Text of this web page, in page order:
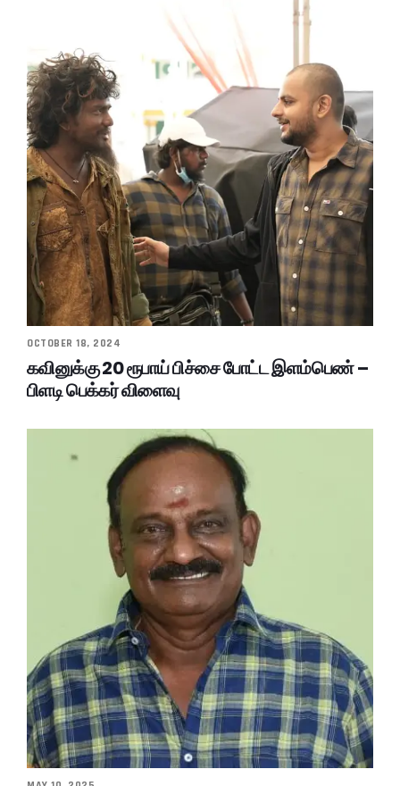
OCTOBER 18, 2024
கவினுக்கு 20 ரூபாய் பிச்சை போட்ட இளம்பெண் –
பிளடி பெக்கர் விளைவு